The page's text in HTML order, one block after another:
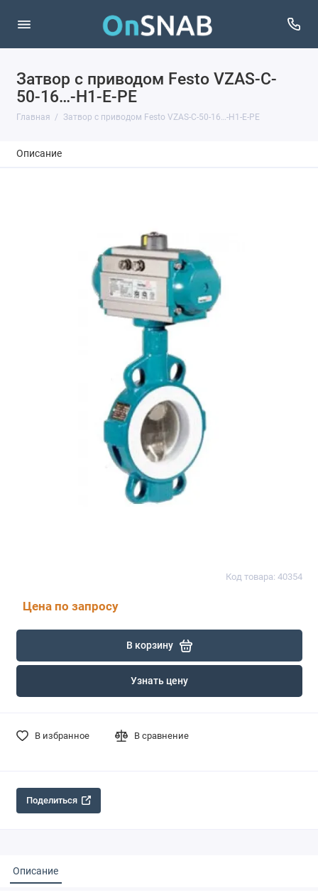
Затвор с приводом Festo VZAS-C-
50-16…-H1-E-PE
Главная Затвор с приводом Festo VZAS-C-50-16…-H1-E-PE
Описание
Код товара: 40354
Цена по запросу
В корзину
Узнать цену
В избранное В сравнение
Поделиться
Описание